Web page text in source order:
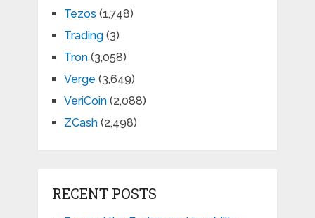
Tezos (1,748)
Trading(3)
Tron(3,058)
Verge (3,649)
VeriCoin(2,088)
ZCash(2,498)
RECENT POSTS